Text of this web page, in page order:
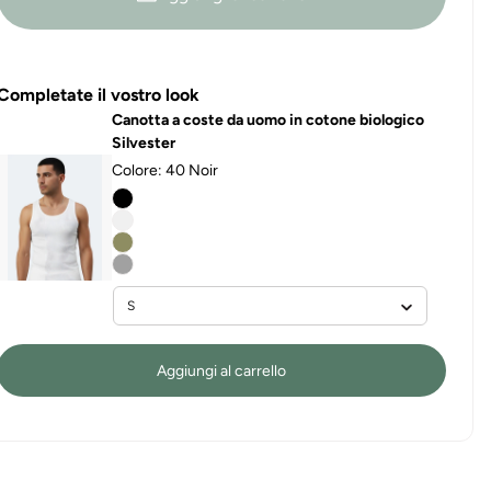
il vostro look
Canotta a coste da uomo in cotone biologico
Silvester
Colore: 40 Noir
Aggiungi al carrello